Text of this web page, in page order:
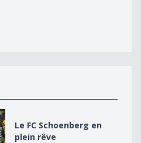
rêve
Le FC Schoenberg en
plein rêve